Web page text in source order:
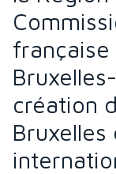
française
création
Bruxelles